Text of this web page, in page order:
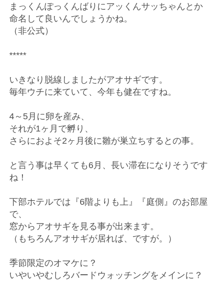
まっくんぽっくんばりにアッくんサッちゃんとか
命名して良いんでしょうかね。
（非公式）
*****
いきなり脱線しましたがアオサギです。
毎年ウチに来ていて、今年も健在ですね。
4～5月に卵を産み、
それが1ヶ月で孵り、
さらにおよそ2ヶ月後に雛が巣立ちするとの事。
と言う事は早くても6月、長い滞在になりそうです
ね！
下部ホテルでは『6階よりも上』『庭側』のお部屋
で、
窓からアオサギを見る事が出来ます。
（もちろんアオサギが居れば、ですが。）
季節限定のオマケに？
いやいやむしろバードウォッチングをメインに？